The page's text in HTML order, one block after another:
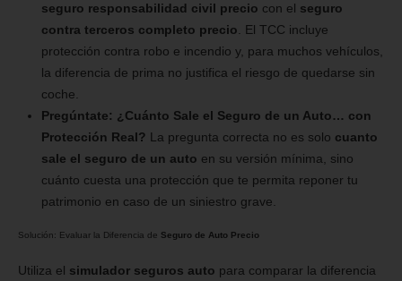
seguro responsabilidad civil precio con el seguro
contra terceros completo precio. El TCC incluye
protección contra robo e incendio y, para muchos vehículos,
la diferencia de prima no justifica el riesgo de quedarse sin
coche.
Pregúntate: ¿Cuánto Sale el Seguro de un Auto… con
Protección Real? La pregunta correcta no es solo cuanto
sale el seguro de un auto en su versión mínima, sino
cuánto cuesta una protección que te permita reponer tu
patrimonio en caso de un siniestro grave.
Solución: Evaluar la Diferencia de Seguro de Auto Precio
Utiliza el simulador seguros auto para comparar la diferencia